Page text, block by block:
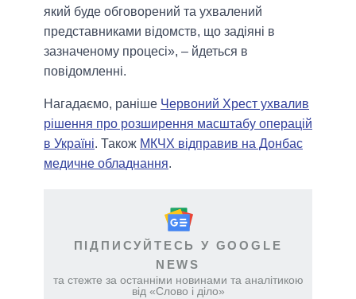
який буде обговорений та ухвалений
представниками відомств, що задіяні в
зазначеному процесі», – йдеться в
повідомленні.
Нагадаємо, раніше Червоний Хрест ухвалив
рішення про розширення масштабу операцій
в Україні. Також МКЧХ відправив на Донбас
медичне обладнання.
ПІДПИСУЙТЕСЬ У GOOGLE
NEWS
та стежте за останніми новинами та аналітикою
від «Слово і діло»